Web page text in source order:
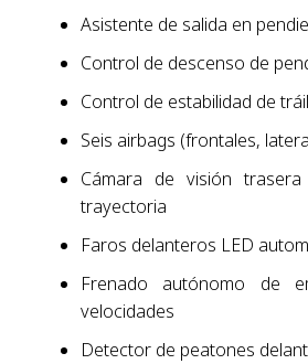
Asistente de salida en
Control de descenso de
Control de estabilidad de
Seis airbags (frontales,
Cámara de visión
trayectoria
Faros delanteros LED
Frenado autónomo de
velocidades
Detector de peatones